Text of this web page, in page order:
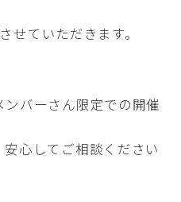
せていただきます。
バーさん限定での開催
心してご相談ください